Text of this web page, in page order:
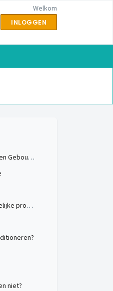
Welkom
INLOGGEN
BAG - Basisregistratie Adressen en Gebouwen
Kan ik BAG voorwaarden aan zakelijke proposities koppelen?
niet?